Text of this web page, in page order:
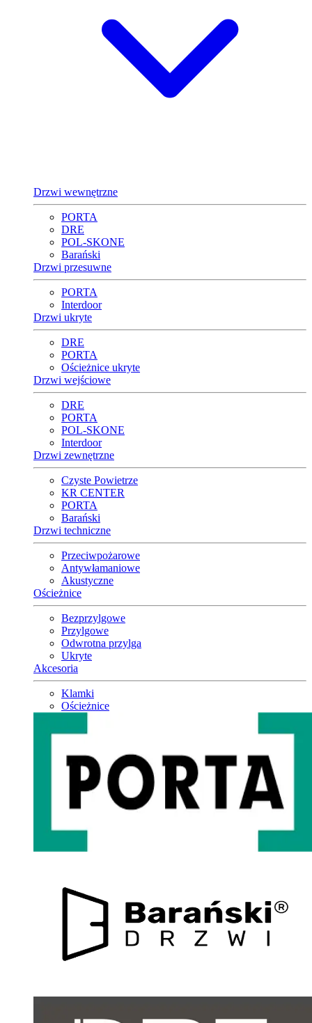
Drzwi wewnętrzne
PORTA
DRE
POL-SKONE
Barański
Drzwi przesuwne
PORTA
Interdoor
Drzwi ukryte
DRE
PORTA
Ościeżnice ukryte
Drzwi wejściowe
DRE
PORTA
POL-SKONE
Interdoor
Drzwi zewnętrzne
Czyste Powietrze
KR CENTER
PORTA
Barański
Drzwi techniczne
Przeciwpożarowe
Antywłamaniowe
Akustyczne
Ościeżnice
Bezprzylgowe
Przylgowe
Odwrotna przylga
Ukryte
Akcesoria
Klamki
Ościeżnice